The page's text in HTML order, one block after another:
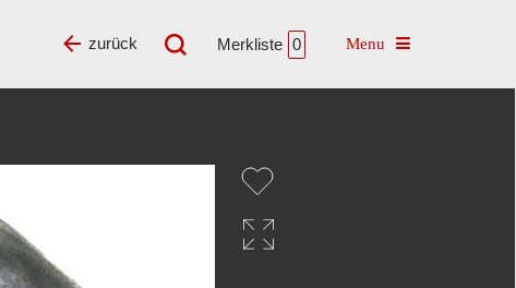
Merkliste 0 Toggle navigation
zurück